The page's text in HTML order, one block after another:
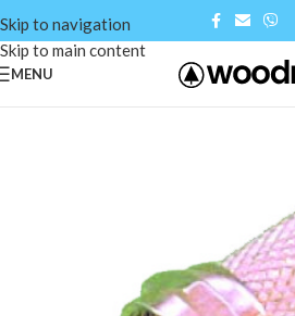
Skip to navigation
Skip to main content
MENU